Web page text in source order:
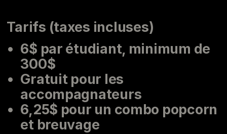
Tarifs (taxes incluses)
6$ par étudiant, minimum de
300$
Gratuit pour les
accompagnateurs
6,25$ pour un combo popcorn
et breuvage